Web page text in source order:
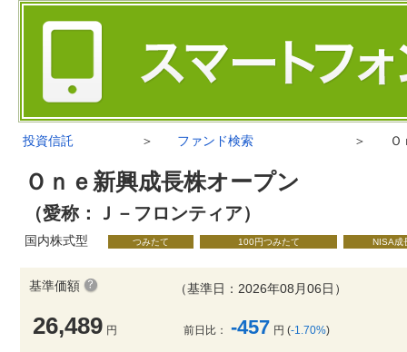
投資信託 ＞ ファンド検索 ＞
Ｏｎｅ新興成長株オープン
（愛称：Ｊ－フロンティア）
国内株式型 つみたて 100円つみたて NISA成
基準価額
26,489 円
（基準日：2026年08月06日）
前日比： -457 円 (-1.70%)